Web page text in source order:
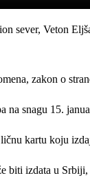
sever, Veton
zakon o
na snagu 15.
kartu koju
biti izdata u